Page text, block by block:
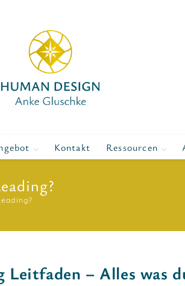
Kontakt Ressourcen
Leitfaden – Alles was